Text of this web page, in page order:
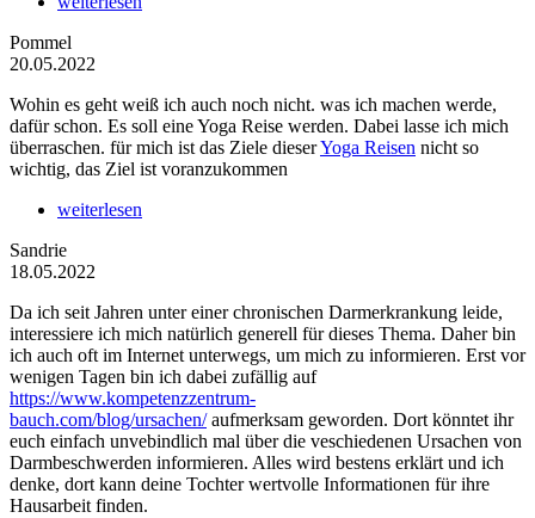
Pommel
20.05.2022
Wohin es geht weiß ich auch noch nicht. was ich machen werde,
dafür schon. Es soll eine Yoga Reise werden. Dabei lasse ich mich
überraschen. für mich ist das Ziele dieserYoga Reisen nicht so
wichtig, das Ziel ist voranzukommen
weiterlesen
Sandrie
18.05.2022
Da ich seit Jahren unter einer chronischen Darmerkrankung leide,
interessiere ich mich natürlich generell für dieses Thema. Daher bin
ich auch oft im Internet unterwegs, um mich zu informieren. Erst vor
wenigen Tagen bin ich dabei zufällig auf
https://www.kompetenzzentrum-
bauch.com/blog/ursachen/aufmerksam geworden. Dort könntet ihr
euch einfach unvebindlich mal über die veschiedenen Ursachen von
Darmbeschwerden informieren. Alles wird bestens erklärt und ich
denke, dort kann deine Tochter wertvolle Informationen für ihre
Hausarbeit finden.